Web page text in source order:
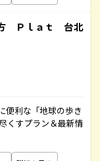
Ｐｌａｔ 台北
便利な「地球の歩き
くすプラン＆最新情